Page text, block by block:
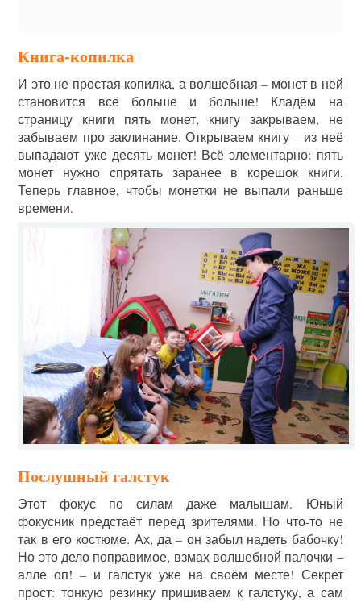
Книга-копилка
И это не простая копилка, а волшебная – монет в ней
становится всё больше и больше! Кладём на
страницу книги пять монет, книгу закрываем, не
забываем про заклинание. Открываем книгу – из неё
выпадают уже десять монет! Всё элементарно: пять
монет нужно спрятать заранее в корешок книги.
Теперь главное, чтобы монетки не выпали раньше
времени.
Послушный галстук
Этот фокус по силам даже малышам. Юный
фокусник предстаёт перед зрителями. Но что-то не
так в его костюме. Ах, да – он забыл надеть бабочку!
Но это дело поправимое, взмах волшебной палочки –
алле оп! – и галстук уже на своём месте! Секрет
прост: тонкую резинку пришиваем к галстуку, а сам